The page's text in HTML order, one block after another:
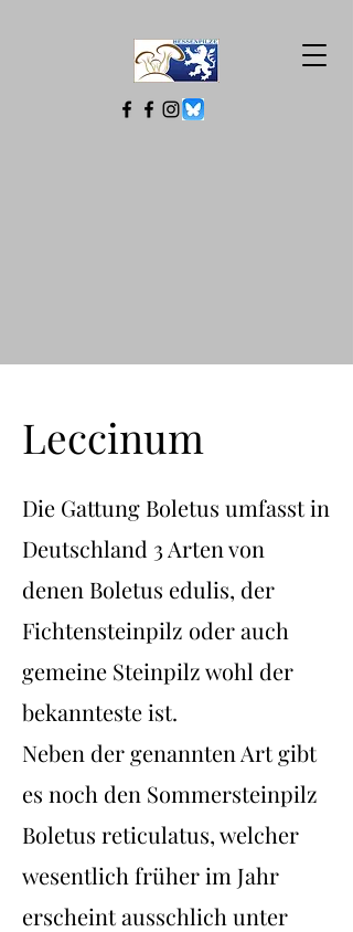
Leccinum
Die Gattung Boletus umfasst in
Deutschland 3 Arten von
denen Boletus edulis, der
Fichtensteinpilz oder auch
gemeine Steinpilz wohl der
bekannteste ist.
Neben der genannten Art gibt
es noch den Sommersteinpilz
Boletus reticulatus, welcher
wesentlich früher im Jahr
erscheint ausschlich unter